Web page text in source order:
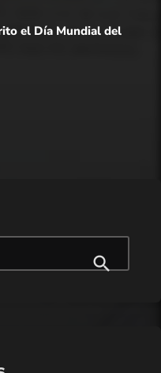
el Día Mundial del